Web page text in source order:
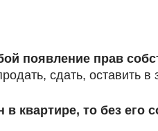
появление прав
сдать, оставить в
квартире, то без его